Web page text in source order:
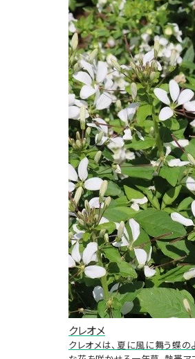
クレオメ
クレオメは、夏に風に舞う蝶の